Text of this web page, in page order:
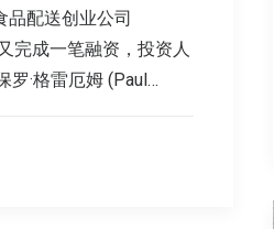
品配送创业公司
完成一笔融资，投资人
罗·格雷厄姆 (Paul…